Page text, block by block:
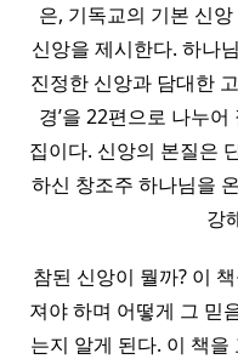
은, 기독교의 기본 신
신앙을 제시한다. 하나
진정한 신앙과 담대한
경’을 22편으로 나누
집이다. 신앙의 본질은
하신 창조주 하나님을
강
참된 신앙이 뭘까? 이
져야 하며 어떻게 그 믿
는지 알게 된다. 이 책을